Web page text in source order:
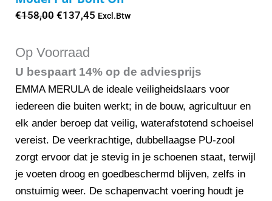
€158,00 Oorspronkelijke
was:
€158,00.
€137,45 Huidige
€137,45.
Excl.Btw
Op Voorraad
U bespaart 14% op de adviesprijs
EMMA MERULA de ideale veiligheidslaars voor
iedereen die buiten werkt; in de bouw, agricultuur en
elk ander beroep dat veilig, waterafstotend schoeisel
vereist. De veerkrachtige, dubbellaagse PU-zool
zorgt ervoor dat je stevig in je schoenen staat, terwijl
je voeten droog en goedbeschermd blijven, zelfs in
onstuimig weer. De schapenvacht voering houdt je